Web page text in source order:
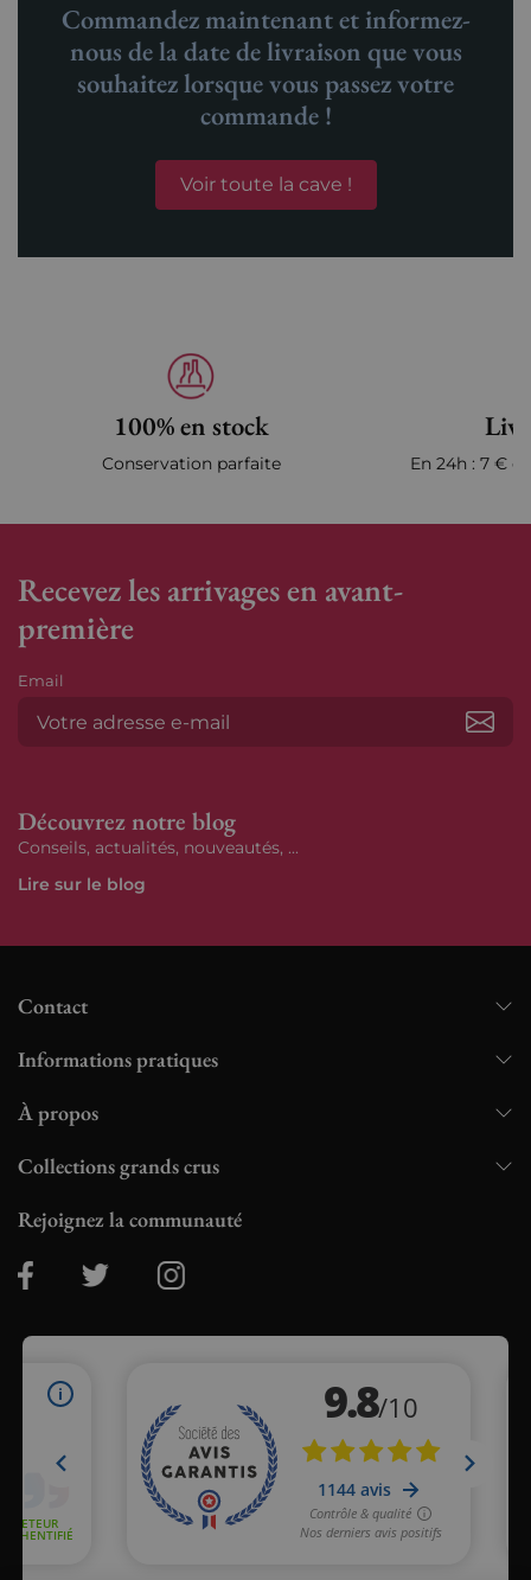
Commandez maintenant et informez-
nous de la date de livraison que vous
souhaitez lorsque vous passez votre
commande !
Voir toute la cave !
100% en stock
Conservation parfaite En 24h : 7 €
Recevez les arrivages en avant-
première
Email
Découvrez notre blog
Conseils, actualités, nouveautés, ...
Lire sur le blog
Contact
Informations pratiques
À propos
Collections grands crus
Rejoignez la communauté